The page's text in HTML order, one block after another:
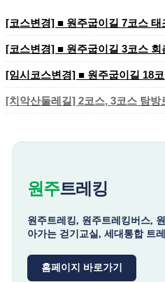
[코스변경] ■ 원주굽이길 7코스
[코스변경] ■ 원주굽이길 3코스 회
[임시코스변경] ■ 원주굽이길 18
[치악산둘레길] 2코스, 3코스 탐
원주트레킹
원주트레킹, 원주트레킹버스,
아가는 걷기교실, 세대통합 트
홈페이지 바로가기